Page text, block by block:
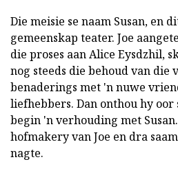
Die meisie se naam Susan, en
gemeenskap teater. Joe
die proses aan Alice Eysdzhil,
nog steeds die behoud van die
benaderings met 'n nuwe
liefhebbers. Dan onthou hy oor
begin 'n verhouding met
hofmakery van Joe en dra
nagte.